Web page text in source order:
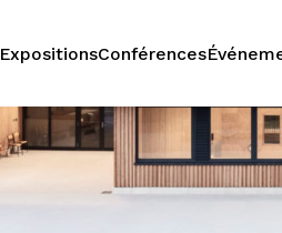
ExpositionsConférences